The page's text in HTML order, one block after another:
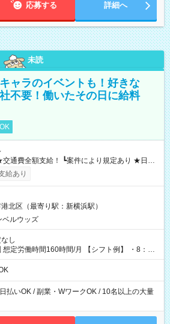
応募する 詳細へ
未読
ャラのイベントも！好きな
不要！働いたその日に給料
り） ┗働いたその日に現金GET♪ お仕事後はコ
い分を引き落とせます！ 【試用期間】試
給あり
北区（最寄り駅：新横浜駅）
ベルウッズ
し
間160時間/月 【シフト例】 ・8：00
払いOK / 副業・WワークOK / 10名以上の大量